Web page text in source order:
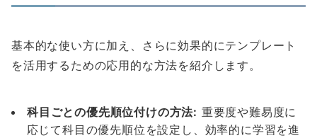
基本的な使い方に加え、さらに効果的にテンプレート
を活用するための応用的な方法を紹介します。
科目ごとの優先順位付けの方法: 重要度や難易度に
応じて科目の優先順位を設定し、効率的に学習を進